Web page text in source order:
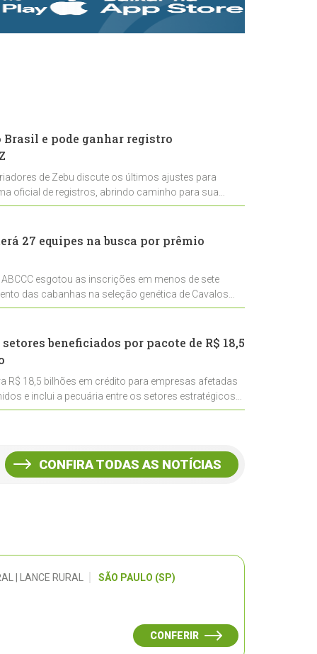
rastreabilidade e
rigor técnico para
Brasil e pode ganhar registro
de Zebu discute os últimos ajustes para
oficial de registros, abrindo caminho para sua
27 equipes na busca por prêmio
esgotou as inscrições em menos de sete
das cabanhas na seleção genética de Cavalos
beneficiados por pacote de R$ 18,5
R$ 18,5 bilhões em crédito para empresas afetadas
e inclui a pecuária entre os setores estratégicos
CONFIRA TODAS AS NOTÍCIAS
| LANCE RURAL SÃO PAULO (SP)
CONFERIR